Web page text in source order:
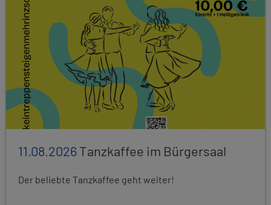
11.08.2026Tanzkaffee im Bürgersaal
Der beliebte Tanzkaffee geht weiter!